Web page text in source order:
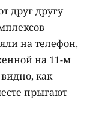
друг другу
на телефон,
на 11-м
как
прыгают